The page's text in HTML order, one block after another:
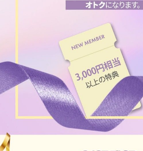
よりどりキット
チョコ
グレー
ブラック
ヘーゼル
グリーン
ピンク
乱視用